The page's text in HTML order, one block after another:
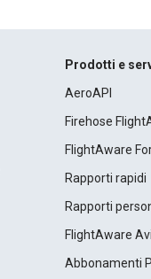
Prodotti e
AeroAPI
Firehose
FlightAware
Rapporti rapidi
Rapporti
FlightAware
Abbonamenti